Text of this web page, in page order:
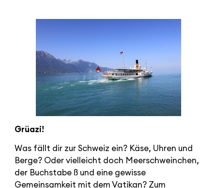
Grüazi!
Was fällt dir zur Schweiz ein? Käse, Uhren und
Berge? Oder vielleicht doch Meerschweinchen,
der Buchstabe ß und eine gewisse
Gemeinsamkeit mit dem Vatikan? Zum